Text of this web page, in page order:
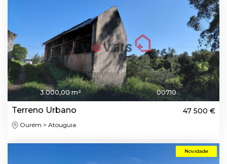
3.000,00 m² 00710
Terreno Urbano 47 500 €
Ourém > Atouguia
Novidade